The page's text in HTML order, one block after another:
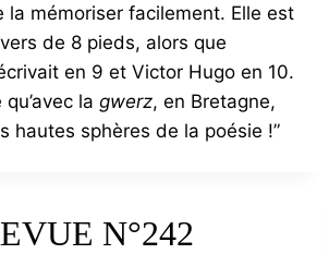
la mémoriser facilement. Elle est
de 8 pieds, alors que
en 9 et Victor Hugo en 10.
la gwerz, en Bretagne,
hautes sphères de la poésie !”
N°242